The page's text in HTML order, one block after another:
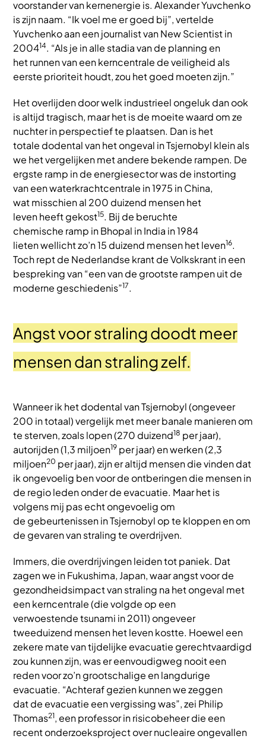
voorstander van kernenergie is. Alexander Yuvchenko
is zijn naam. “Ik voel me er goed bij”, vertelde
Yuvchenko aan een journalist van New Scientist in
200414. “Als je in alle stadia van de planning en
het runnen van een kerncentrale de veiligheid als
eerste prioriteit houdt, zou het goed moeten zijn.”
Het overlijden door welk industrieel ongeluk dan ook
is altijd tragisch, maar het is de moeite waard om ze
nuchter in perspectief te plaatsen. Dan is het
totale dodental van het ongeval in Tsjernobyl klein als
we het vergelijken met andere bekende rampen. De
ergste ramp in de energiesector was de instorting
van een waterkrachtcentrale in 1975 in China,
wat misschien al 200 duizend mensen het
leven heeft gekost15. Bij de beruchte
chemische ramp in Bhopal in India in 1984
lieten wellicht zo’n 15 duizend mensen het leven16.
Toch rept de Nederlandse krant de Volkskrant in een
bespreking van “een van de grootste rampen uit de
moderne geschiedenis”17.
Angst voor straling doodt meer
mensen dan straling zelf.
Wanneer ik het dodental van Tsjernobyl (ongeveer
200 in totaal) vergelijk met meer banale manieren om
te sterven, zoals lopen (270 duizend18 per jaar),
autorijden (1,3 miljoen19 per jaar) en werken (2,3
miljoen20 per jaar), zijn er altijd mensen die vinden dat
ik ongevoelig ben voor de ontberingen die mensen in
de regio leden onder de evacuatie. Maar het is
volgens mij pas echt ongevoelig om
de gebeurtenissen in Tsjernobyl op te kloppen en om
de gevaren van straling te overdrijven.
Immers, die overdrijvingen leiden tot paniek. Dat
zagen we in Fukushima, Japan, waar angst voor de
gezondheidsimpact van straling na het ongeval met
een kerncentrale (die volgde op een
verwoestende tsunami in 2011) ongeveer
tweeduizend mensen het leven kostte. Hoewel een
zekere mate van tijdelijke evacuatie gerechtvaardigd
zou kunnen zijn, was er eenvoudigweg nooit een
reden voor zo’n grootschalige en langdurige
evacuatie. “Achteraf gezien kunnen we zeggen
dat de evacuatie een vergissing was”, zei Philip
Thomas21, een professor in risicobeheer die een
recent onderzoeksproject over nucleaire ongevallen